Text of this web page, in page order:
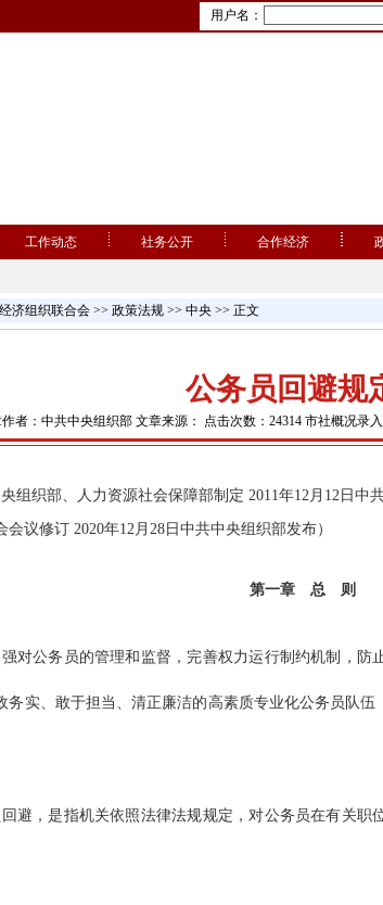
用户名：
工作动态 社务公开 合作经济
济组织联合会 >> 政策法规 >> 中央 >> 正文
公务员回避规
作者：中共中央组织部 文章来源： 点击次数：24314 市社概况
央组织部、人力资源社会保障部制定 2011年12月12日
议修订 2020年12月28日中共中央组织部发布）
第一章 总 则
对公务员的管理和监督，完善权力运行制约机制，防
务实、敢于担当、清正廉洁的高素质专业化公务员队
避，是指机关依照法律法规规定，对公务员在有关职